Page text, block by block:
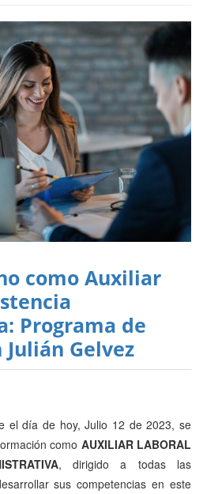
como Auxiliar
Programa de
Gelvez
el día de hoy, Julio 12 de 2023, se
como AUXILIAR LABORAL
, dirigido a todas las
sus competencias en este